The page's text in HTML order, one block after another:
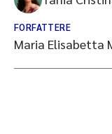
FORFATTERE
Maria Elisabetta